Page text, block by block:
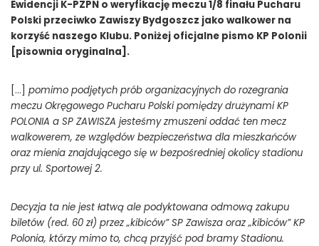
Ewidencji K-PZPN o weryfikację meczu 1/8 finału Pucharu
Polski przeciwko Zawiszy Bydgoszcz jako walkower na
korzyść naszego Klubu. Poniżej oficjalne pismo KP Polonii
[pisownia oryginalna].
[…] pomimo podjętych prób organizacyjnych do rozegrania
meczu Okręgowego Pucharu Polski pomiędzy drużynami KP
POLONIA a SP ZAWISZA jesteśmy zmuszeni oddać ten mecz
walkowerem, ze względów bezpieczeństwa dla mieszkańców
oraz mienia znajdującego się w bezpośredniej okolicy stadionu
przy ul. Sportowej 2.
Decyzja ta nie jest łatwą ale podyktowana odmową zakupu
biletów (red. 60 zł) przez „kibiców” SP Zawisza oraz „kibiców” KP
Polonia, którzy mimo to, chcą przyjść pod bramy Stadionu.